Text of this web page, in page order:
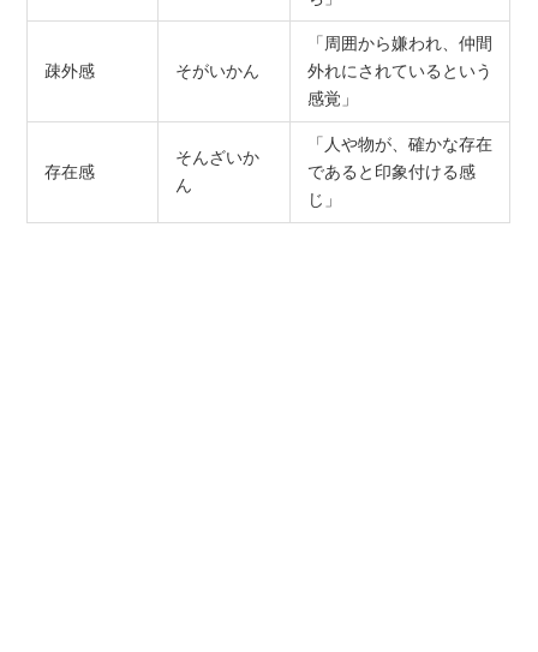
疎外感 そがいかん
「周囲から嫌われ、仲間
外れにされているという
感覚」
存在感
そんざいか
ん
「人や物が、確かな存在
であると印象付ける感
じ」